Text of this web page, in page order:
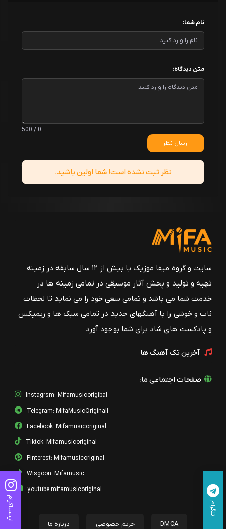
نام شما:
متن دیدگاه:
0 / 500
ارسال نظر
نظر ثبت نشده است! شما اولین باشید.
سایت و گروه میفا موزیک با بیش از ۱۲ سال سابقه در زمینه
تهیه و تولید و پخش آثار موسیقی در تمامی زمینه ها در
خدمت شما می باشد و تمامی سعی خود را می نماید تا لحظات
ناب و خوشی را با آهنگهای جدید در تمامی سبک ها و ریمیکس
و پادکست های شاد برای شما بوجود آورد
آخرین تک آهنگ ها
صفحات اجتماعی ما:
Instagrsm: Mifamusicorigibal
Telegram: MifaMusicOriginall
Facebook: Mifamusicoriginal
Tiktok: Mifamusicoriginal
Pinterest: Mifamusicoriginal
Wisgoon: Mifamusic
youtube:mifamusicoriginal
DMCA حریم خصوصی درباره ما
اینستاگرام تلگرام